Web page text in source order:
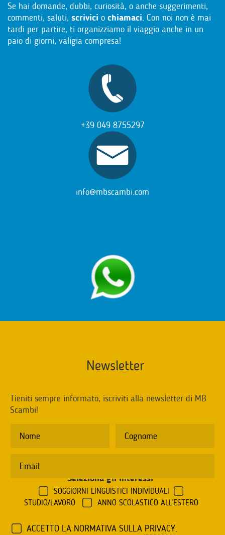
Se hai domande, dubbi, curiosità, o anche suggerimenti,
commenti, saluti, scrivici o chiamaci. Con noi non è mai
tardi per partire, ti organizziamo il viaggio anche in un
paio di giorni, valigia compresa!
+39 049 8755297
info@mbscambi.com
Newsletter
Tieniti sempre informato, iscriviti alla newsletter di MB
Scambi!
Seleziona gli interessi
SOGGIORNI LINGUISTICI INDIVIDUALI
STUDIO/LAVORO
ANNO SCOLASTICO ALL'ESTERO
ACCETTO LA NORMATIVA SULLA PRIVACY.